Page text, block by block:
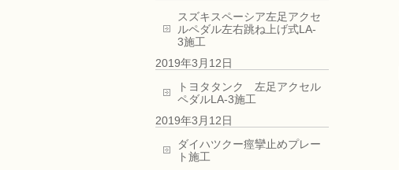
スズキスペーシア左足アクセ
ルペダル左右跳ね上げ式LA-
3施工
2019年3月12日
トヨタタンク 左足アクセル
ペダルLA-3施工
2019年3月12日
ダイハツクー痙攣止めプレー
ト施工